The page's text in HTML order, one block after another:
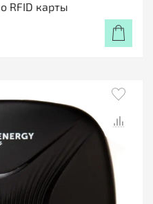
RFID карты